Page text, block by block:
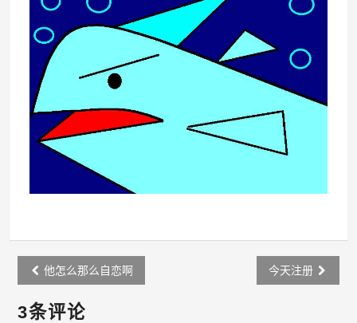
Post
navigation
他怎么那么自恋啊 今天注册
3条评论